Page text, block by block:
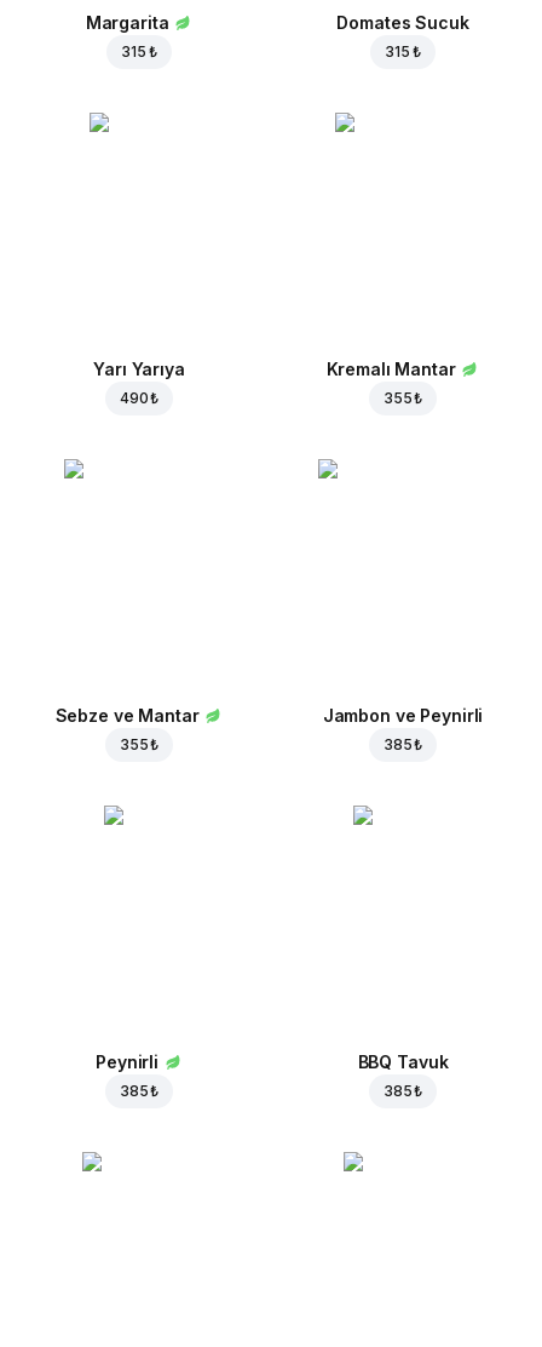
Margarita
315 ₺
Domates Sucuk
315 ₺
Yarı Yarıya
490 ₺
Kremalı Mantar
355 ₺
Sebze ve Mantar
355 ₺
Jambon ve Peynirli
385 ₺
Peynirli
385 ₺
BBQ Tavuk
385 ₺